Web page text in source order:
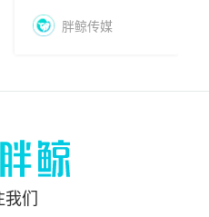
朝圣，藏着品牌
胖鲸传媒
我们